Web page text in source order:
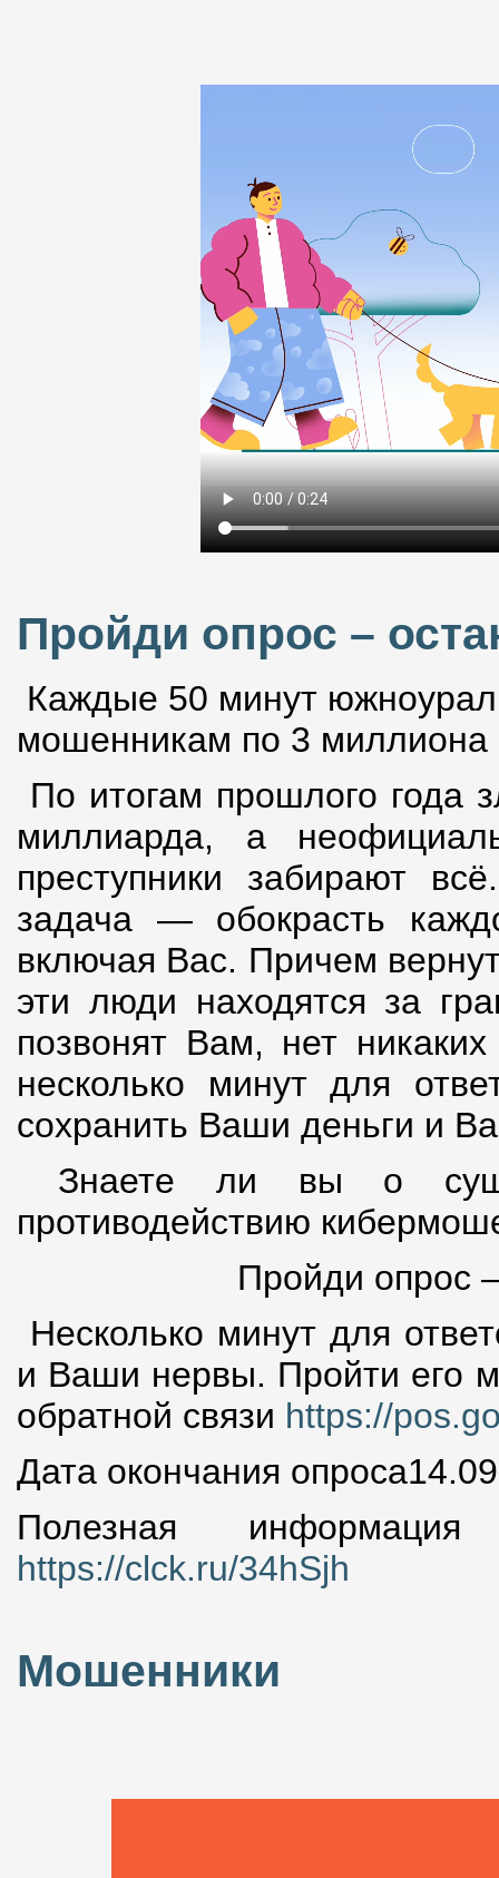
Пройди опрос –
Каждые 50 минут
мошенникам по 3 миллиона
По итогам прошлого года
миллиарда, а
преступники забирают
задача — обокрасть
включая Вас. Причем
эти люди находятся за
позвонят Вам, нет
несколько минут для
сохранить Ваши деньги и
Знаете ли вы о
противодействию
Пройди опрос
Несколько минут для
и Ваши нервы. Пройти его
обратной связи https://
Дата окончания
Полезная
https://clck.ru/34hSjh
Мошенники